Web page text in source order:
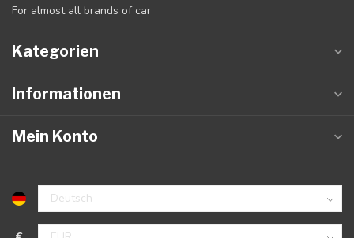
For almost all brands of car
Kategorien
Informationen
Mein Konto